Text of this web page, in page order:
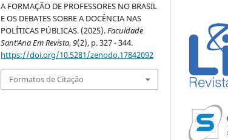
A FORMAÇÃO DE PROFESSORES NO BRASIL
E OS DEBATES SOBRE A DOCÊNCIA NAS
POLÍTICAS PÚBLICAS. (2025).Faculdade
Sant’Ana Em Revista,9(2), p. 327 - 344.
https://doi.org/10.5281/zenodo.17842092
Formatos de Citação